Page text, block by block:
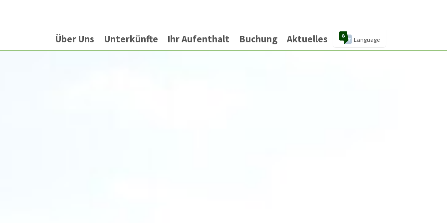
Über Uns Unterkünfte Ihr Aufenthalt Buchung Aktuelles Language